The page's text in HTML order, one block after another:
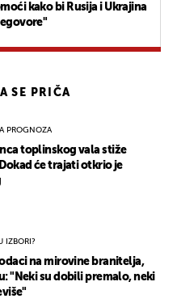
kako bi Rusija i Ukrajina
SE PRIČA
PROGNOZA
toplinskog vala stiže
će trajati otkrio je
IZBORI?
na mirovine branitelja,
"Neki su dobili premalo, neki